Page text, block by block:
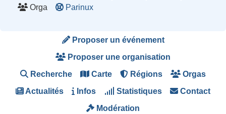
Orga
Parinux
Proposer un événement
Proposer une organisation
Recherche Carte Régions Orgas
Actualités Infos Statistiques Contact
Modération